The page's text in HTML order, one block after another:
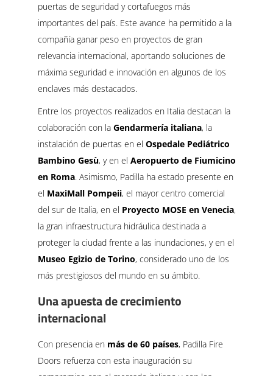
puertas de seguridad y cortafuegos más
importantes del país. Este avance ha permitido a la
compañía ganar peso en proyectos de gran
relevancia internacional, aportando soluciones de
máxima seguridad e innovación en algunos de los
enclaves más destacados.
Entre los proyectos realizados en Italia destacan la
colaboración con la Gendarmería italiana, la
instalación de puertas en el Ospedale Pediátrico
Bambino Gesù, y en el Aeropuerto de Fiumicino
en Roma. Asimismo, Padilla ha estado presente en
el MaxiMall Pompeii, el mayor centro comercial
del sur de Italia, en el Proyecto MOSE en Venecia,
la gran infraestructura hidráulica destinada a
proteger la ciudad frente a las inundaciones, y en el
Museo Egizio de Torino, considerado uno de los
más prestigiosos del mundo en su ámbito.
Una apuesta de crecimiento
internacional
Con presencia en más de 60 países, Padilla Fire
Doors refuerza con esta inauguración su